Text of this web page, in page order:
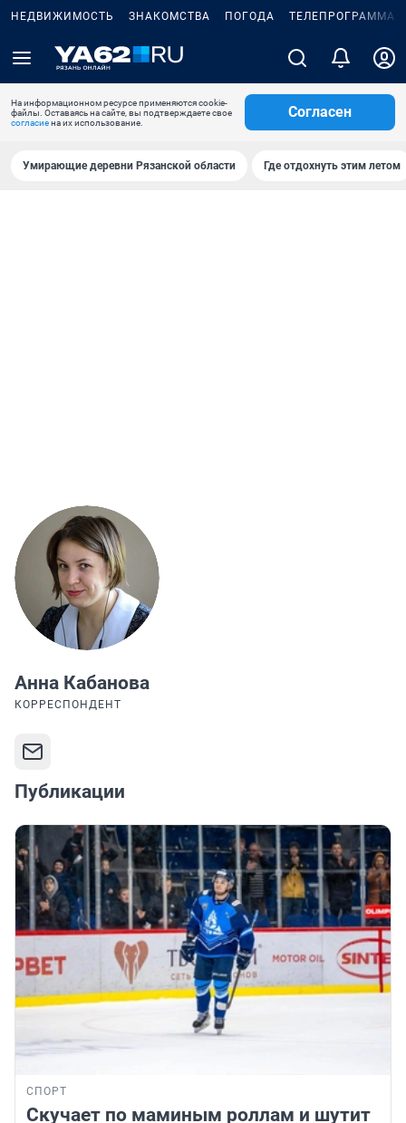
НЕДВИЖИМОСТЬ ЗНАКОМСТВА ПОГОДА ТЕЛЕПРОГРАММА
На информационном ресурсе применяются cookie-
файлы. Оставаясь на сайте, вы подтверждаете свое
согласиена их использование.
Согласен
Умирающие деревни Рязанской области Где отдохнуть этим летом
Анна Кабанова
КОРРЕСПОНДЕНТ
Публикации
СПОРТ
Скучает по маминым роллам и шутит